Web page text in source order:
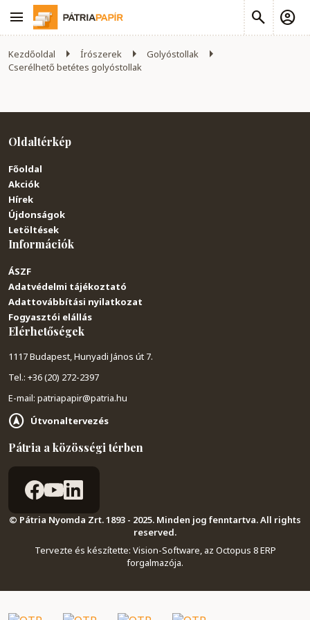
Kezdőoldal Írószerek
Golyóstollak
Cserélhető betétes golyóstollak
Oldaltérkép
Főoldal
Akciók
Hírek
Újdonságok
Letöltések
Információk
ÁSZF
Adatvédelmi tájékoztató
Adattovábbítási nyilatkozat
Fogyasztói elállás
Elérhetőségek
1117 Budapest, Hunyadi János út 7.
Tel.: +36 (20) 272-2397
E-mail: patriapapir@patria.hu
Útvonaltervezés
Pátria a közösségi térben
© Pátria Nyomda Zrt. 1893 - 2025. Minden jog fenntartva. All rights
reserved.
Tervezte és készítette: Vision-Software, az Octopus 8 ERP
forgalmazója.